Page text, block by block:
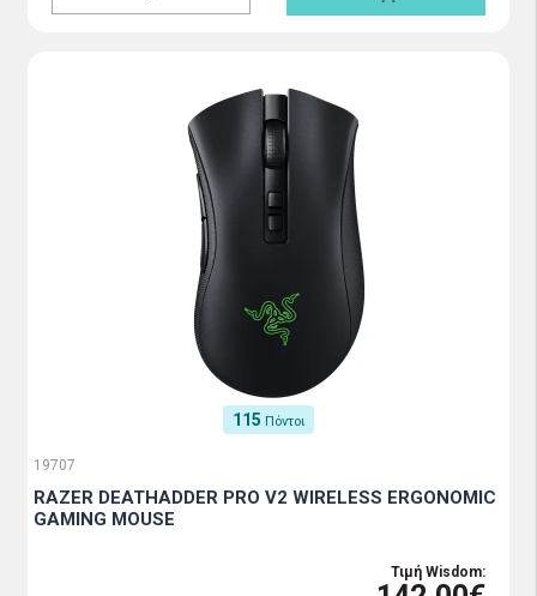
115 Πόντοι
19707
RAZER DEATHADDER PRO V2 WIRELESS ERGONOMIC
GAMING MOUSE
Τιμή Wisdom: